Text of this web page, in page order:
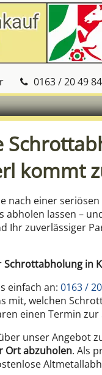
0163 / 20 49
kommt
nach einer
abholen lassen –
Ihr zuverlässiger
Schrottabholung in
einfach an: 0163 /
mit, welchen
einen Termin
unser Angebot
Ort abzuholen. Als